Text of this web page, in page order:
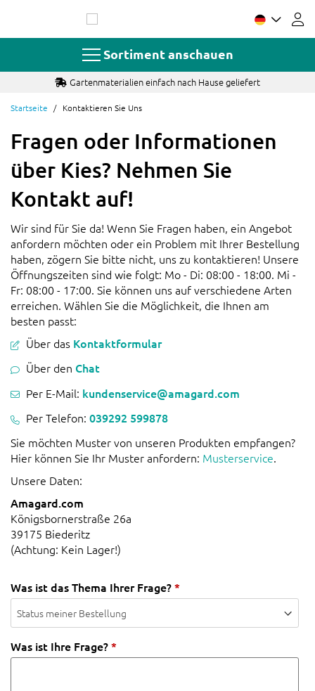
springen
Sortiment anschauen
Gartenmaterialien einfach nach Hause geliefert
Startseite Kontaktieren Sie Uns
Fragen oder Informationen
über Kies? Nehmen Sie
Kontakt auf!
Wir sind für Sie da! Wenn Sie Fragen haben, ein Angebot
anfordern möchten oder ein Problem mit Ihrer Bestellung
haben, zögern Sie bitte nicht, uns zu kontaktieren! Unsere
Öffnungszeiten sind wie folgt: Mo - Di: 08:00 - 18:00. Mi -
Fr: 08:00 - 17:00. Sie können uns auf verschiedene Arten
erreichen. Wählen Sie die Möglichkeit, die Ihnen am
besten passt:
Über das Kontaktformular
Über den Chat
Per E-Mail: kundenservice@amagard.com
Per Telefon: 039292 599878
Sie möchten Muster von unseren Produkten empfangen?
Hier können Sie Ihr Muster anfordern: Musterservice.
Unsere Daten:
Amagard.com
Königsbornerstraße 26a
39175 Biederitz
(Achtung: Kein Lager!)
Was ist das Thema Ihrer Frage?*
Was ist Ihre Frage?*